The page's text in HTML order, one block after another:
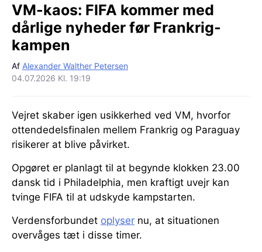
VM-kaos: FIFA kommer med
dårlige nyheder før Frankrig-
kampen
Af Alexander Walther Petersen
04.07.2026 Kl. 19:19
Vejret skaber igen usikkerhed ved VM, hvorfor
ottendedelsfinalen mellem Frankrig og Paraguay
risikerer at blive påvirket.
Opgøret er planlagt til at begynde klokken 23.00
dansk tid i Philadelphia, men kraftigt uvejr kan
tvinge FIFA til at udskyde kampstarten.
Verdensforbundet oplyser nu, at situationen
overvåges tæt i disse timer.